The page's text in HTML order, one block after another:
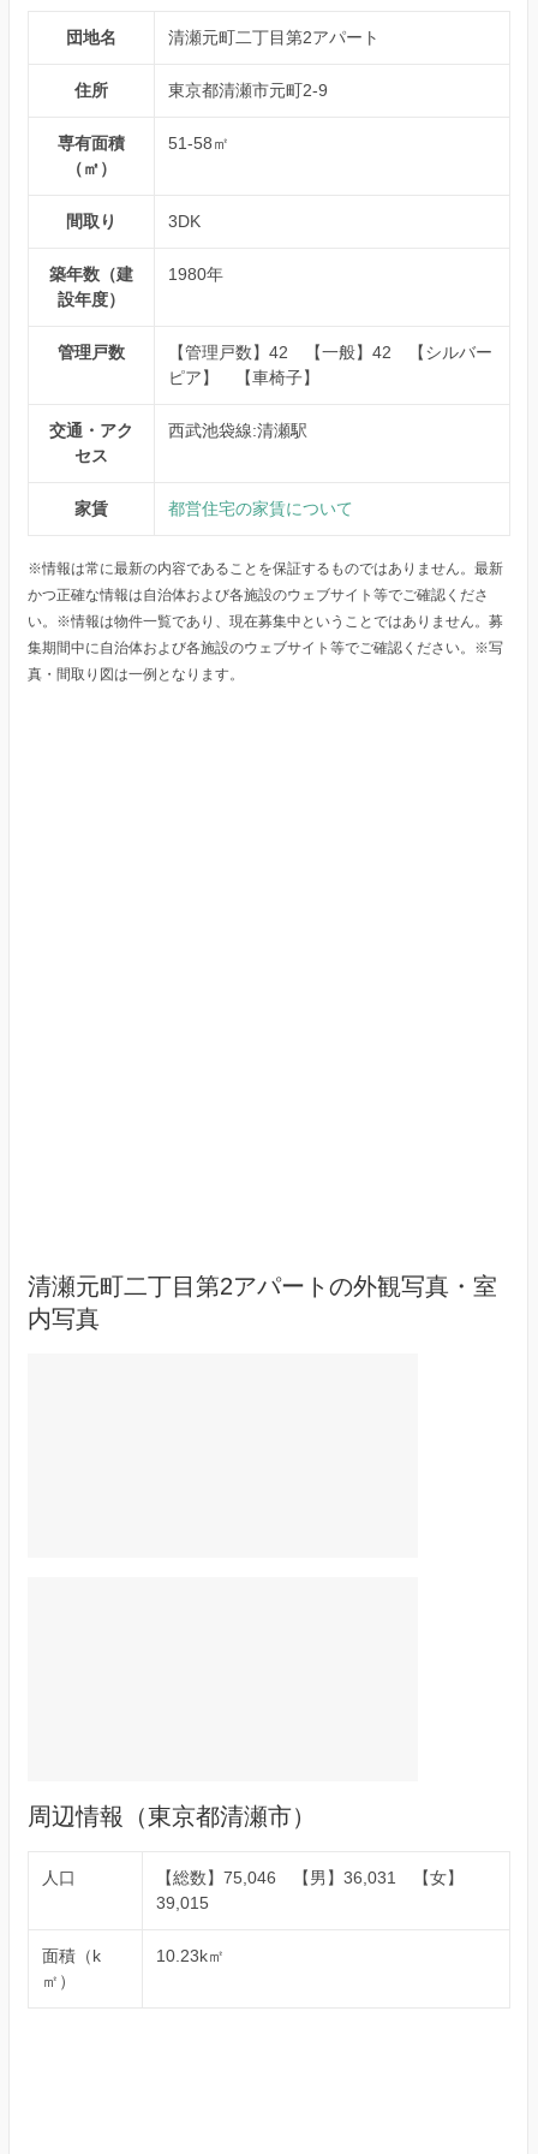
団地名 清瀬元町二丁目第2アパート
住所 東京都清瀬市元町2-9
専有面積
（㎡）
51-58㎡
間取り 3DK
築年数（建
設年度）
1980年
管理戸数
【管理戸数】42 【一般】42 【シルバー
ピア】 【車椅子】
交通・アク
セス
西武池袋線:清瀬駅
家賃 都営住宅の家賃について
※情報は常に最新の内容であることを保証するものではありません。最新
かつ正確な情報は自治体および各施設のウェブサイト等でご確認くださ
い。※情報は物件一覧であり、現在募集中ということではありません。募
集期間中に自治体および各施設のウェブサイト等でご確認ください。※写
真・間取り図は一例となります。
清瀬元町二丁目第2アパートの外観写真・室
内写真
周辺情報（東京都清瀬市）
人口
【総数】75,046 【男】36,031 【女】
39,015
面積（k
㎡）
10.23k㎡